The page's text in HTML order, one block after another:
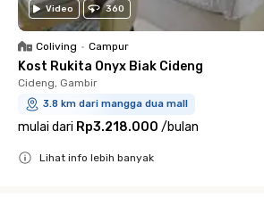
Video 360
Coliving • Campur
Kost Rukita Onyx Biak Cideng
Cideng, Gambir
3.8 km dari mangga dua mall
mulai dari Rp3.218.000 /bulan
Lihat info lebih banyak